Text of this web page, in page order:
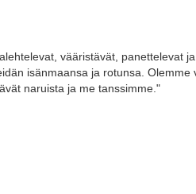
vääristävät, panettelevat
isänmaansa ja rotunsa. Olemme
naruista ja me tanssimme."